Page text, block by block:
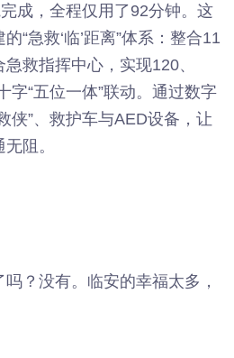
成，全程仅用了92分钟。这
“急救‘临’距离”体系：整合11
救指挥中心，实现120、
字“五位一体”联动。通过数字
侠”、救护车与AED设备，让
阻。
？没有。临安的幸福太多，